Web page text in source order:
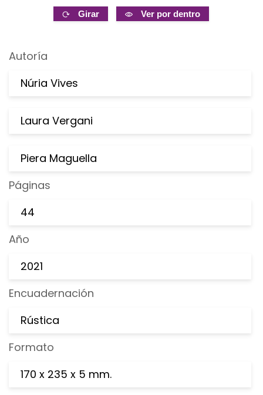
Girar Ver por dentro
Autoría
Núria Vives
Laura Vergani
Piera Maguella
Páginas
44
Año
2021
Encuadernación
Rústica
Formato
170 x 235 x 5 mm.